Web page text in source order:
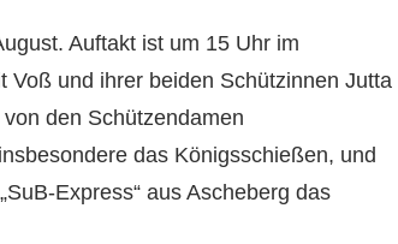
Auftakt ist um 15 Uhr im
Voß und ihrer beiden Schützinnen Jutta
den Schützendamen
das Königsschießen, und
Express“ aus Ascheberg das